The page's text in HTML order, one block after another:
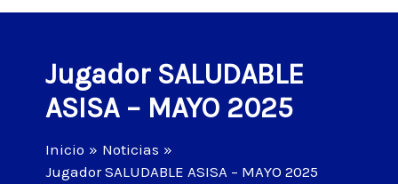
Jugador SALUDABLE
ASISA – MAYO 2025
Inicio
Noticias
Jugador SALUDABLE ASISA – MAYO 2025